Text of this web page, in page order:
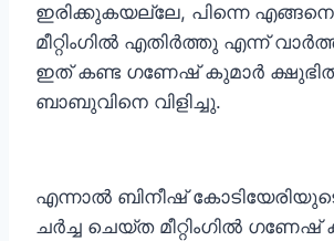
ഇരിക്കുകയല്ലേ, പിന്നെ
മീറ്റിംഗില്‍ എതിര്‍ത്തു എന്ന്
ഇത് കണ്ട ഗണേഷ് കുമാര്‍
ബാബുവിനെ വിളിച്ചു.
എന്നാല്‍ ബിനീഷ്
ചര്‍ച്ച ചെയ്ത മീറ്റിംഗില്‍ ഗണേഷ്